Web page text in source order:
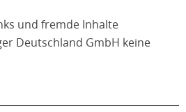
und fremde Inhalte
Deutschland GmbH keine